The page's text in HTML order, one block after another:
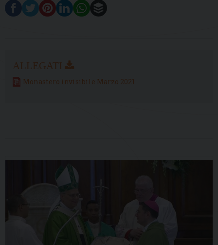
Monastero invisibile Marzo 2021